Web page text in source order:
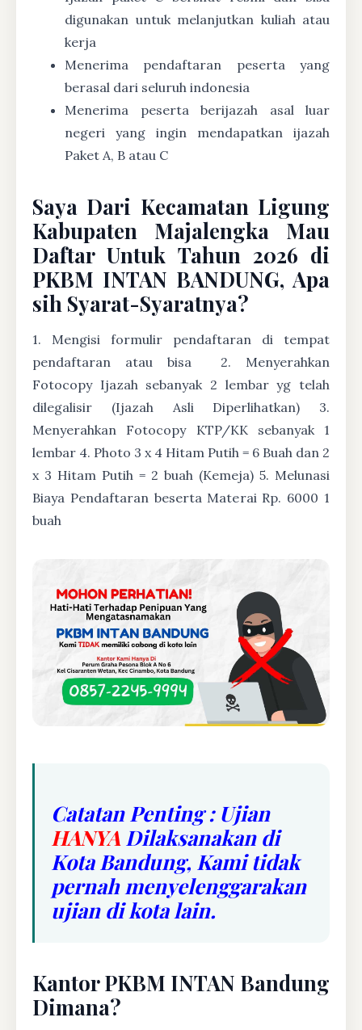
digunakan untuk melanjutkan kuliah atau
kerja
Menerima pendaftaran peserta yang
berasal dari seluruh indonesia
Menerima peserta berijazah asal luar
negeri yang ingin mendapatkan ijazah
Paket A, B atau C
Saya Dari Kecamatan Ligung
Kabupaten Majalengka Mau
Daftar Untuk Tahun 2026 di
PKBM INTAN BANDUNG, Apa
sih Syarat-Syaratnya?
1. Mengisi formulir pendaftaran di tempat
pendaftaran atau bisa
2. Menyerahkan
Fotocopy Ijazah sebanyak 2 lembar yg telah
dilegalisir (Ijazah Asli Diperlihatkan) 3.
Menyerahkan Fotocopy KTP/KK sebanyak 1
lembar 4. Photo 3 x 4 Hitam Putih = 6 Buah dan 2
x 3 Hitam Putih = 2 buah (Kemeja) 5. Melunasi
Biaya Pendaftaran beserta Materai Rp. 6000 1
buah
Catatan Penting : Ujian
HANYA Dilaksanakan di
Kota Bandung, Kami tidak
pernah menyelenggarakan
ujian di kota lain.
Kantor PKBM INTAN Bandung
Dimana?